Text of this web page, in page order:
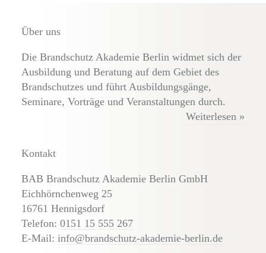
Über uns
Die Brandschutz Akademie Berlin widmet sich der
Ausbildung und Beratung auf dem Gebiet des
Brandschutzes und führt Ausbildungsgänge,
Seminare, Vorträge und Veranstaltungen durch.
Weiterlesen »
Kontakt
BAB Brandschutz Akademie Berlin GmbH
Eichhörnchenweg 25
16761 Hennigsdorf
Telefon: 0151 15 555 267
E-Mail: info@brandschutz-akademie-berlin.de